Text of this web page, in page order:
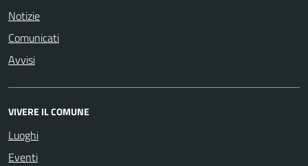
Notizie
Comunicati
Avvisi
VIVERE IL COMUNE
Luoghi
Eventi